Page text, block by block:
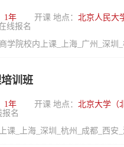
1年 开课 地点： 北京人民大
线报名
学院校内上课_上海_广州_深圳
训班
1年 开课 地点： 北京大学（
报名
课_上海_深圳_杭州_成都_西安